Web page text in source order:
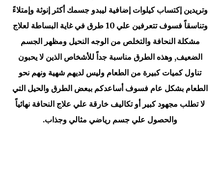
وتريدين إكتساب كيلوات إضافية ليبدو جسمك أكثر إنوثة وإمتلاءً
وتناسقاً فسوف تتعرفين علي 10 طرق في غاية البساطة لعلاج
مشكلة النحافة والتخلص من الوجه النحيل ومظهر الجسم
الضعيف, وهذه الطرق مناسبة جداً للأشخاص الذين لا يحبون
تناول كميات كبيرة من الطعام وليس لديهم شهية ونهم نحو
الطعام بشكل عام فسوف أساعدكم ببعض الطرق والحيل التي
لا تطلب مجهود كبير أو تكاليف خارقة علي علاج النحافة نهائياً
والحصول علي جسم رياضي مثالي وجذاب.